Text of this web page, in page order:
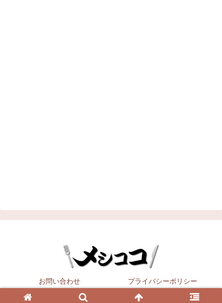
お問い合わせ プライバシーポリシー
Copyright © 2021 All Rights Reserved.